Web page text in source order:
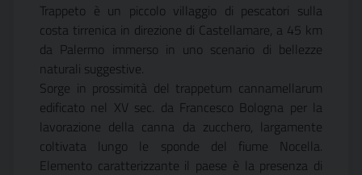
Trappeto è un piccolo villaggio di pescatori sulla
costa tirrenica in direzione di Castellamare, a 45 km
da Palermo immerso in uno scenario di bellezze
naturali suggestive.
Sorge in prossimità del trappetum cannamellarum
edificato nel XV sec. da Francesco Bologna per la
lavorazione della canna da zucchero, largamente
coltivata lungo le sponde del fiume Nocella.
Elemento caratterizzante il paese è la presenza di